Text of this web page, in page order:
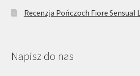
Recenzja Pończoch Fiore Sensual
Napisz do nas